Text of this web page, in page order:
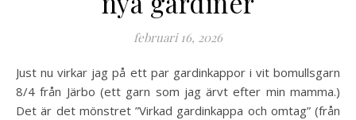
februari 16, 2026
Just nu virkar jag på ett par gardinkappor i vit bomullsgarn
8/4 från Järbo (ett garn som jag ärvt efter min mamma.)
Det är det mönstret ”Virkad gardinkappa och omtag” (från